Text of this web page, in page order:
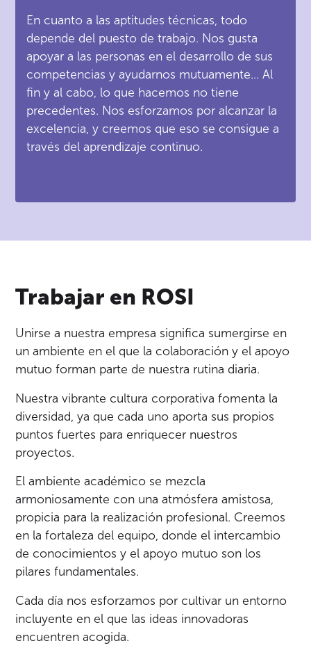
En cuanto a las aptitudes técnicas, todo
depende del puesto de trabajo. Nos gusta
apoyar a las personas en el desarrollo de sus
competencias y ayudarnos mutuamente... Al
fin y al cabo, lo que hacemos no tiene
precedentes. Nos esforzamos por alcanzar la
excelencia, y creemos que eso se consigue a
través del aprendizaje continuo.
Trabajar en ROSI
Unirse a nuestra empresa significa sumergirse en
un ambiente en el que la colaboración y el apoyo
mutuo forman parte de nuestra rutina diaria.
Nuestra vibrante cultura corporativa fomenta la
diversidad, ya que cada uno aporta sus propios
puntos fuertes para enriquecer nuestros
proyectos.
El ambiente académico se mezcla
armoniosamente con una atmósfera amistosa,
propicia para la realización profesional. Creemos
en la fortaleza del equipo, donde el intercambio
de conocimientos y el apoyo mutuo son los
pilares fundamentales.
Cada día nos esforzamos por cultivar un entorno
incluyente en el que las ideas innovadoras
encuentren acogida.